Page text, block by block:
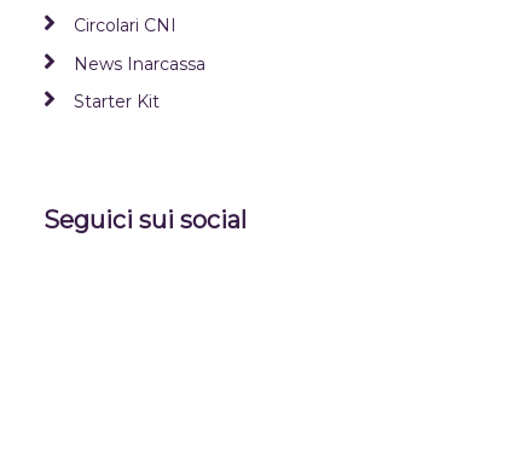
Circolari CNI
News Inarcassa
Starter Kit
Seguici sui social